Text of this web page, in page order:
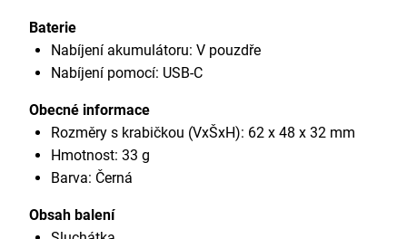
Baterie
Nabíjení akumulátoru: V pouzdře
Nabíjení pomocí: USB-C
Obecné informace
Rozměry s krabičkou (VxŠxH): 62 x 48 x 32 mm
Hmotnost: 33 g
Barva: Černá
Obsah balení